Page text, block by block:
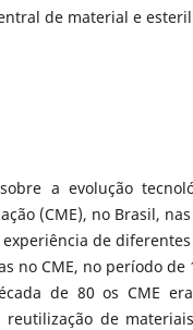
de material e
a evolução
(CME), no Brasil,
de
no CME, no período de
de 80 os CME
reutilização de